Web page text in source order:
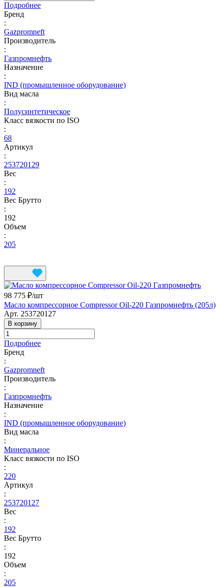
Подробнее
Бренд
:
Gazpromneft
Производитель
:
Газпромнефть
Назначение
:
IND (промышленное оборудование)
Вид масла
:
Полусинтетическое
Класс вязкости по ISO
:
68
Артикул
:
253720129
Вес
:
192
Вес Брутто
:
192
Объем
:
205
98 775 ₽/шт
Масло компрессорное Compressor Oil-220 Газпромнефть (205л)
Арт. 253720127
В корзину
Подробнее
Бренд
:
Gazpromneft
Производитель
:
Газпромнефть
Назначение
:
IND (промышленное оборудование)
Вид масла
:
Минеральное
Класс вязкости по ISO
:
220
Артикул
:
253720127
Вес
:
192
Вес Брутто
:
192
Объем
:
205